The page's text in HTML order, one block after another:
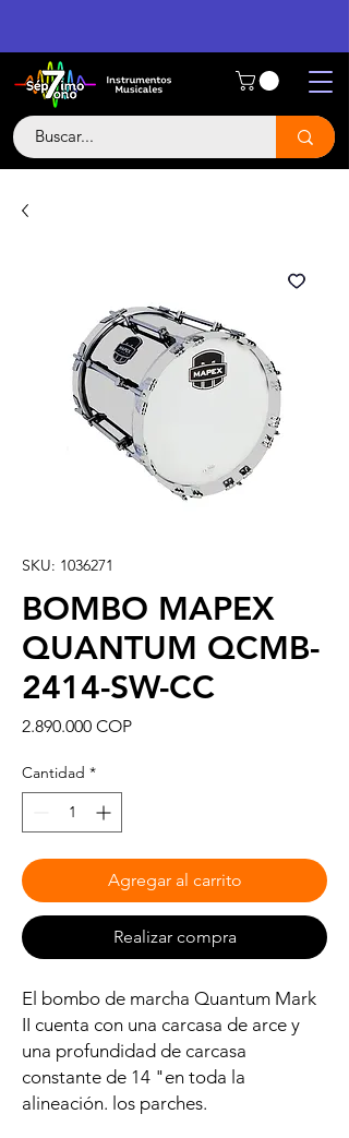
SKU: 1036271
BOMBO MAPEX
QUANTUM QCMB-
2414-SW-CC
2.890.000 COPPrecio
Cantidad *
Agregar al carrito
Realizar compra
El bombo de marcha Quantum Mark
II cuenta con una carcasa de arce y
una profundidad de carcasa
constante de 14 "en toda la
alineación. los parches.